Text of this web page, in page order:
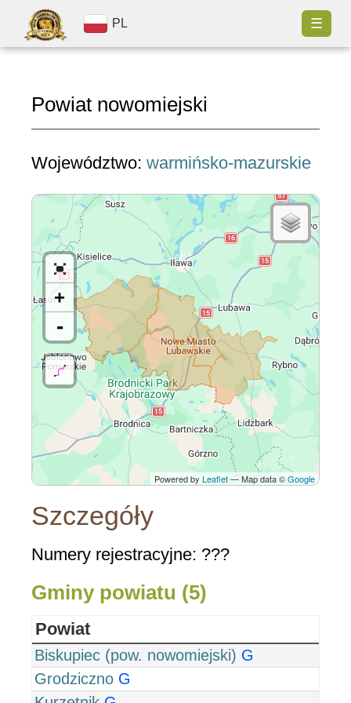
PL ☰
Powiat nowomiejski
Województwo: warmińsko-mazurskie
+
-
Powered by Leaflet— Map data ©Google
Szczegóły
Numery rejestracyjne: ???
Gminy powiatu (5)
Powiat
Biskupiec (pow. nowomiejski) G
Grodziczno G